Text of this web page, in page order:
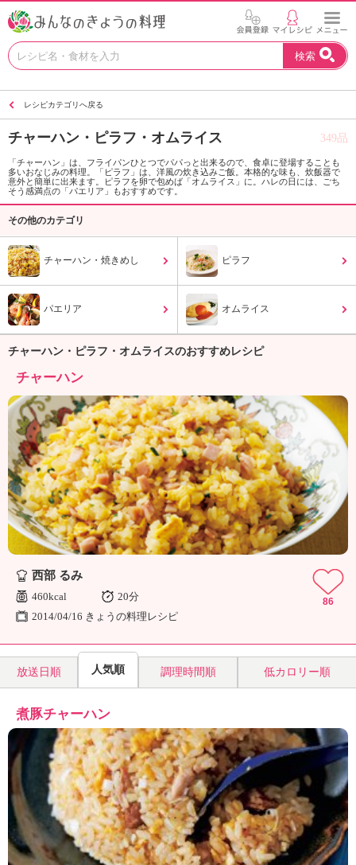
お
い
ピ
を
見
つ
け
。
K
ュ
シ
ョ
ナ
ル
「
み
ん
な
の
の
理
」
検索
レシピカテゴリへ戻る
チャーハン・ピラフ・オムライス 349品
「チャーハン」は、フライパンひとつでパパっと出来るので、食卓に登場することも
多いおなじみの料理。「ピラフ」は、洋風の炊き込みご飯。本格的な味も、炊飯器で
意外と簡単に出来ます。ピラフを卵で包めば「オムライス」に。ハレの日には、ごち
そう感満点の「パエリア」もおすすめです。
その他のカテゴリ
チャーハン・焼きめし ピラフ
パエリア オムライス
チャーハン・ピラフ・オムライスのおすすめレシピ
チャーハン
西部 るみ
460kcal
20分
2014/04/16 きょうの料理レシピ
86
放送日順 人気順 調理時間順 低カロリー順
煮豚チャーハン